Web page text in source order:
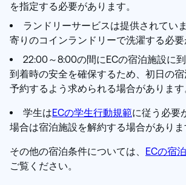
を指定する必要があります。
ランドリーサービスは提供されてい
寄りのコインランドリーで洗濯する必要
22:00～8:00の間にECの宿泊施設に到
到着時の安全を確保するため、初日の
予約するよう求められる場合があります
学生はECの学生行動規範に従う必要
場合は宿泊施設を解約する場合がありま
その他の宿泊条件については、 ECの宿
ご覧ください。